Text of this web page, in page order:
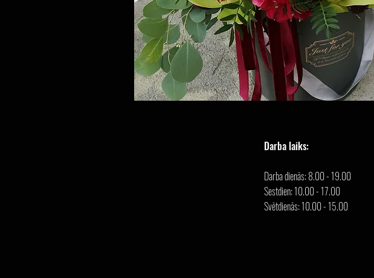
Darba laiks:
Darba dienās: 8.00 - 19.00
Sestdien: 10.00 - 17.00
Svētdienās: 10.00 - 15.00